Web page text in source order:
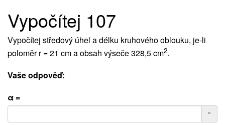
Vypočítej 107
Vypočítej středový úhel a délku kruhového oblouku, je-li
poloměr r = 21 cm a obsah výseče 328,5 cm2.
Vaše odpověď:
α =
°